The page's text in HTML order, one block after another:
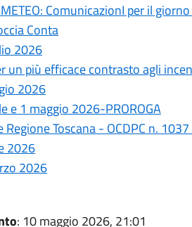
METEO: ComunicazionI per il
Conta
2026
un più efficace contrasto agli
2026
e 1 maggio 2026-PROROGA
Toscana - OCDPC n.
2026
2026
: 10 maggio 2026, 21:01